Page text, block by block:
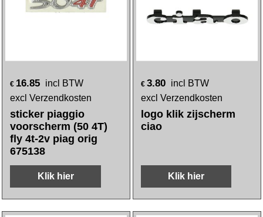
€ 16.85 incl BTW
excl Verzendkosten
sticker piaggio
voorscherm (50 4T)
fly 4t-2v piag orig
675138
Klik hier
€ 3.80 incl BTW
excl Verzendkosten
logo klik zijscherm
ciao
Klik hier